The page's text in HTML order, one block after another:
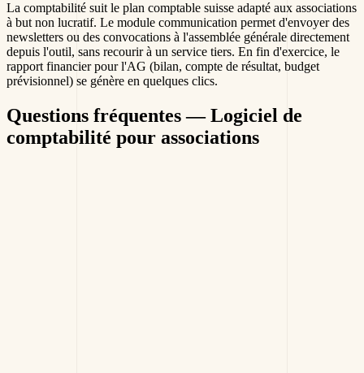
La comptabilité suit le plan comptable suisse adapté aux associations
à but non lucratif. Le module communication permet d'envoyer des
newsletters ou des convocations à l'assemblée générale directement
depuis l'outil, sans recourir à un service tiers. En fin d'exercice, le
rapport financier pour l'AG (bilan, compte de résultat, budget
prévisionnel) se génère en quelques clics.
Questions fréquentes— Logiciel de
comptabilité pour associations